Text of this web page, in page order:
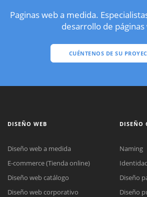
Paginas web a medida.
desarrollo de páginas
CUÉNTENOS DE SU
DISEÑO WEB
Diseño web a medida
E-commerce (Tienda online)
Diseño web catálogo
Diseño web corporativo
DISEÑO
Naming
Diseño
Diseño